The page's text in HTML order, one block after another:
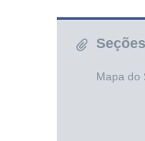
Mapa do